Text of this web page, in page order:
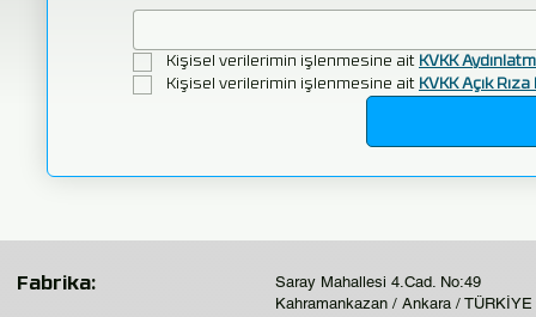
Kişisel verilerimin işlenmesine ait KVKK
Kişisel verilerimin işlenmesine ait KVKK Açık
Fabrika:
Saray Mahallesi 4.Cad. No:49
Kahramankazan / Ankara / TÜRKİYE